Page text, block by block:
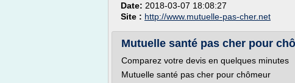
Date: 2018-03-07 18:08:27
Site : http://www.mutuelle-pas-cher.net
Mutuelle santé pas cher pour
Comparez votre devis en quelques minutes
Mutuelle santé pas cher pour chômeur